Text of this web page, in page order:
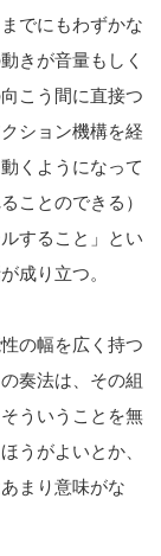
でにもわずかな
きが音量もしく
こう間に直接つ
ション機構を経
くようになって
ことのできる）
すること」とい
成り立つ。
の幅を広く持つ
奏法は、その組
ういうことを無
うがよいとか、
まり意味がな